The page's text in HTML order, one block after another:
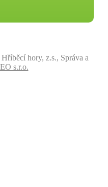
hory, z.s., Správa a
s.r.o.